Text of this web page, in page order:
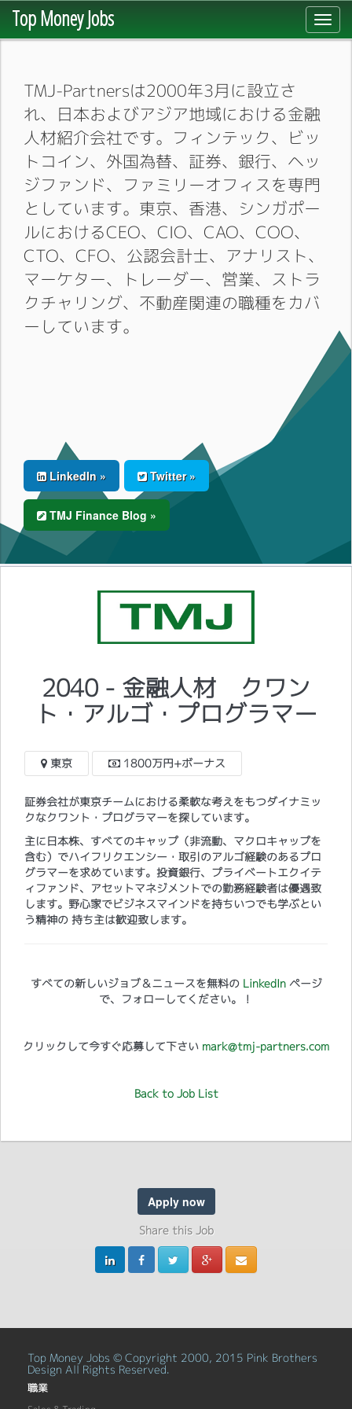
Top Money Jobs
TMJ-Partnersは2000年3月に設立さ
れ、日本およびアジア地域における金融
人材紹介会社です。フィンテック、ビッ
トコイン、外国為替、証券、銀行、ヘッ
ジファンド、ファミリーオフィスを専門
としています。東京、香港、シンガポー
ルにおけるCEO、CIO、CAO、COO、
CTO、CFO、公認会計士、アナリスト、
マーケター、トレーダー、営業、ストラ
クチャリング、不動産関連の職種をカバ
ーしています。
LinkedIn » Twitter »
TMJ Finance Blog »
2040 - 金融人材 クワン
ト・アルゴ・プログラマー
東京 1800万円+ボーナス
証券会社が東京チームにおける柔軟な考えをもつダイナミッ
クなクワント・プログラマーを探しています。
主に日本株、すべてのキャップ（非流動、マクロキャップを
含む）でハイフリクエンシー・取引のアルゴ経験のあるプロ
グラマーを求めています。投資銀行、プライベートエクイテ
ィファンド、アセットマネジメントでの勤務経験者は優遇致
します。野心家でビジネスマインドを持ちいつでも学ぶとい
う精神の 持ち主は歓迎致します。
すべての新しいジョブ＆ニュースを無料の LinkedInページ
で、フォローしてください。！
クリックして今すぐ応募して下さい mark@tmj-partners.com
Back to Job List
Apply now
Share this Job
Top Money Jobs © Copyright 2000, 2015 Pink Brothers
Design All Rights Reserved.
職業